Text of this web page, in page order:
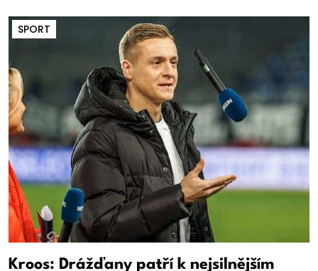
SPORT
Kroos: Drážďany patří k nejsilnějším